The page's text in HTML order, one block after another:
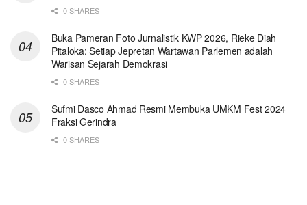
0 SHARES
Buka Pameran Foto Jurnalistik KWP 2026, Rieke Diah
Pitaloka: Setiap Jepretan Wartawan Parlemen adalah
Warisan Sejarah Demokrasi
0 SHARES
Sufmi Dasco Ahmad Resmi Membuka UMKM Fest 2024
Fraksi Gerindra
0 SHARES